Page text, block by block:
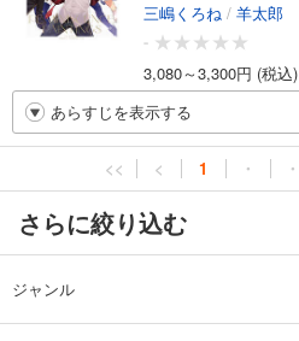
三嶋くろね / 羊太郎
-
3,080～3,300円 (税込)
あらすじを表示する
<< < 1 ・ ・
さらに絞り込む
ジャンル